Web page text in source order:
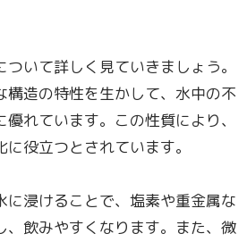
いて詳しく見ていきましょう。
構造の特性を生かして、水中の不
れています。この性質により、
役立つとされています。
に浸けることで、塩素や重金属な
、飲みやすくなります。また、微